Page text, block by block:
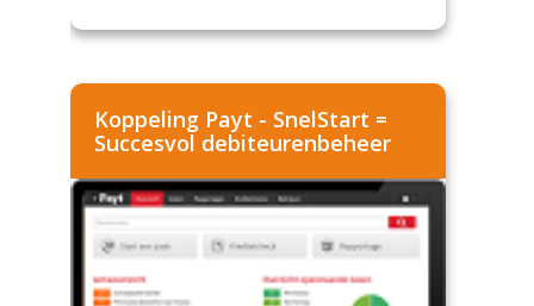
Koppeling Payt - SnelStart =
Succesvol debiteurenbeheer